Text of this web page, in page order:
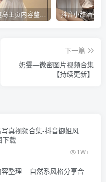
懒懒趣岛主页内容整理 – 自然系风格分享合集
下一篇
奶雯—微密图片视频合集
【持续更新】
真视频合集-抖音御姐风
下载
1W+
整理 – 自然系风格分享合